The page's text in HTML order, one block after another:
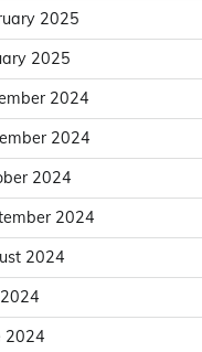
2025
2025
2024
2024
2024
2024
2024
2024